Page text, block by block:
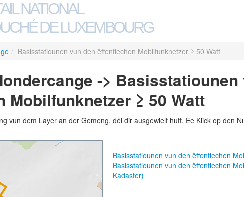
NATIONAL
DE LUXEMBOURG
/ Basisstatiounen vun den ëffentlechen Mobilfunknetzer ≥ 50 Watt
-> Basisstatiounen
Mobilfunknetzer ≥ 50 Watt
vun dem Layer an der Gemeng, déi dir ausgewielt hutt. Ee Klick op den
Basisstatiounen vun den ëffentlechen
Basisstatiounen vun den ëffentlechen
Kadaster)